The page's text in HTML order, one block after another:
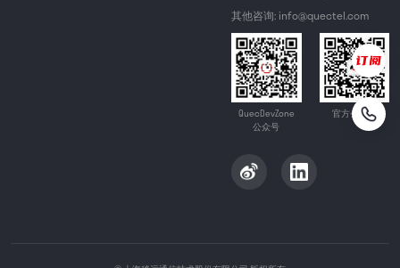
其他咨询: info@quectel.com
QuecDevZone
公众号
官方公众号